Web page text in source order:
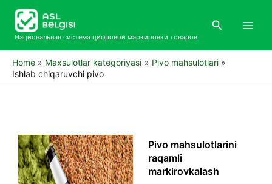
contentНациональная система цифровой маркировки товаров
Search
Home Maxsulotlar kategoriyasi
Pivo mahsulotlari
Ishlab chiqaruvchi pivo
Pivo mahsulotlarini
raqamli
markirovkalash